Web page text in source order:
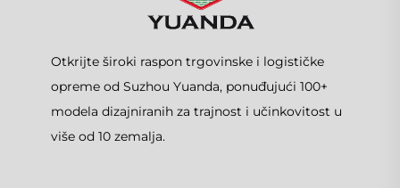
Otkrijte široki raspon trgovinske i logističke
opreme od Suzhou Yuanda, ponuđujući 100+
modela dizajniranih za trajnost i učinkovitost u
više od 10 zemalja.